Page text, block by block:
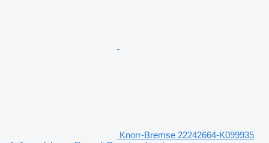
Knorr-Bremse 22242664-K099935